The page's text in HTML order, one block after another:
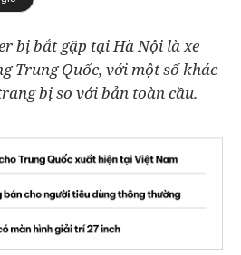
bị bắt gặp tại Hà Nội là xe
Trung Quốc, với một số khác
bị so với bản toàn cầu.